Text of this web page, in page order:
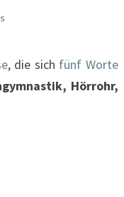
, die sich fünf Worte
Hörrohr,